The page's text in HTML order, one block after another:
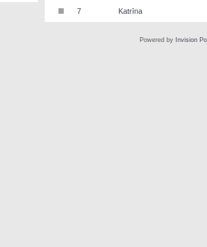
■ 7 Katrīna
Powered by Invision